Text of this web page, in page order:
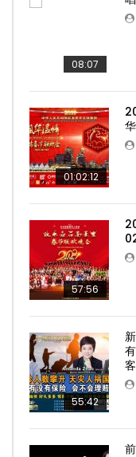
08:07
01:02:12
57:56
55:42